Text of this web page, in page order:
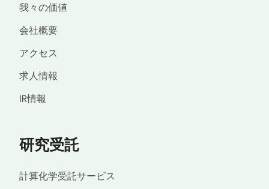
我々の価値
会社概要
アクセス
求人情報
IR情報
研究受託
計算化学受託サービス